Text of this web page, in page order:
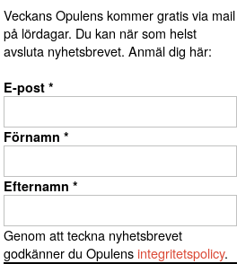
Veckans Opulens kommer gratis via mail
på lördagar. Du kan när som helst
avsluta nyhetsbrevet. Anmäl dig här:
E-post *
Förnamn *
Efternamn *
Genom att teckna nyhetsbrevet
godkänner du Opulensintegritetspolicy.